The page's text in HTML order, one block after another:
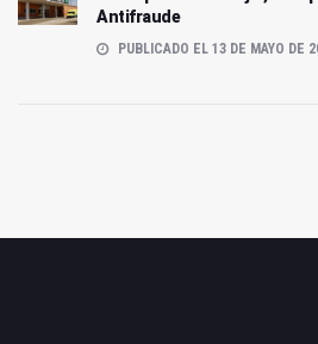
Antifraude
PUBLICADO EL 13 DE MAYO DE